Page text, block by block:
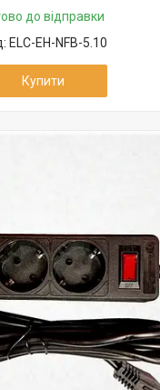
до відправки
ELC-EH-NFB-5.10
Купити